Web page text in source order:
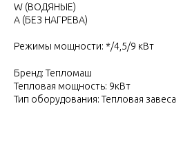
W (ВОДЯНЫЕ)
А (БЕЗ НАГРЕВА)
Режимы мощности: */4,5/9 кВт
Бренд: Тепломаш
Тепловая мощность: 9кВт
Тип оборудования: Тепловая завеса